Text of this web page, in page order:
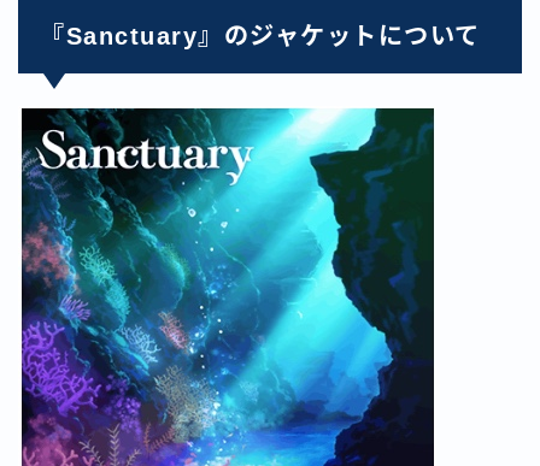
『Sanctuary』のジャケットについて